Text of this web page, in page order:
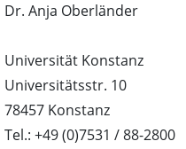
Dr. Anja Oberländer
Universität Konstanz
Universitätsstr. 10
78457 Konstanz
Tel.: +49 (0)7531 / 88-2800